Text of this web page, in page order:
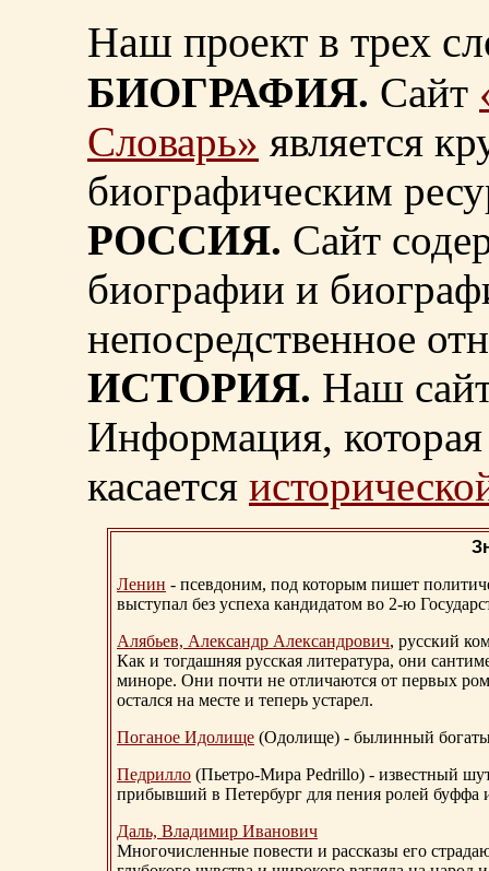
Наш проект в трех
БИОГРАФИЯ. Сайт
Словарь» является
биографическим
РОССИЯ. Сайт
биографии и
непосредственное
ИСТОРИЯ. Наш
Информация, которая
касается
Ленин - псевдоним, под которым пишет
выступал без успеха кандидатом во 2-ю
Алябьев, Александр Александрович, русский
Как и тогдашняя русская литература, они
миноре. Они почти не отличаются от первых
остался на месте и теперь устарел.
Поганое Идолище (Одолище) - былинный
Педрилло (Пьетро-Мира Pedrillo) - известный
прибывший в Петербург для пения ролей буффа
Даль, Владимир Иванович
Многочисленные повести и рассказы его